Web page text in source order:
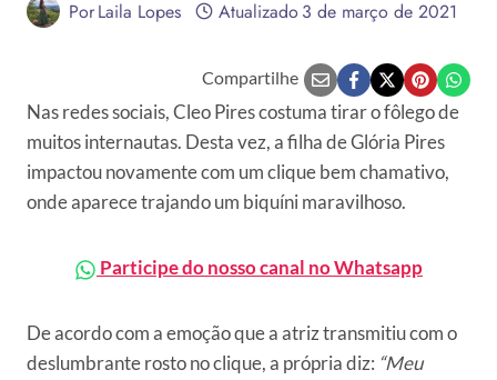
PorLaila Lopes Atualizado3 de março de 2021
Compartilhe
Nas redes sociais, Cleo Pires costuma tirar o fôlego de
muitos internautas. Desta vez, a filha de Glória Pires
impactou novamente com um clique bem chamativo,
onde aparece trajando um biquíni maravilhoso.
Participe do nosso canal no Whatsapp
De acordo com a emoção que a atriz transmitiu com o
deslumbrante rosto no clique, a própria diz: “Meu